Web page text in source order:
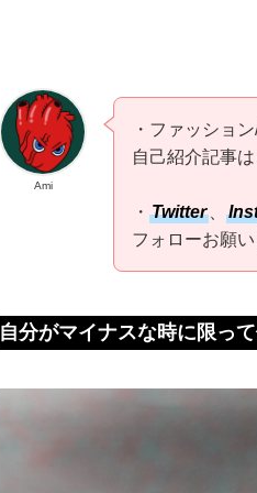
Ami
・ファッショ
自己紹介記事
・ Twitter
フォローお願い
自分がマイナスな時に限っ